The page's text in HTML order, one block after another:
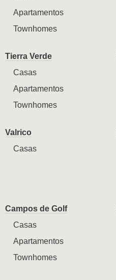
Apartamentos
Townhomes
Tierra Verde
Casas
Apartamentos
Townhomes
Valrico
Casas
Campos de Golf
Casas
Apartamentos
Townhomes